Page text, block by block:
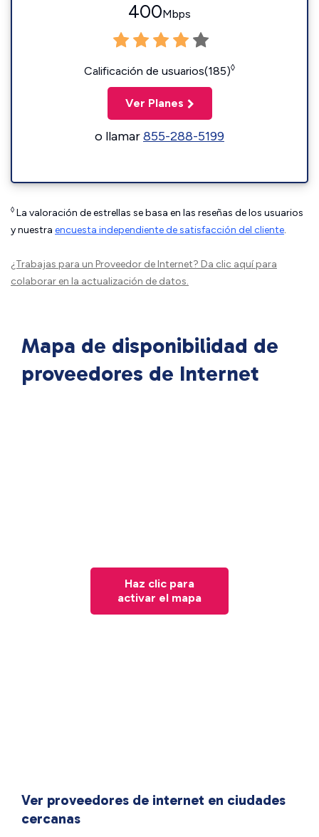
400Mbps
Calificación de usuarios(185)◊
Ver Planes
o llamar855-288-5199
◊ La valoración de estrellas se basa en las reseñas de los usuarios
y nuestra encuesta independiente de satisfacción del cliente.
¿Trabajas para un Proveedor de Internet? Da clic aquípara
colaborar en la actualización de datos.
Mapa de disponibilidad de
proveedores de Internet
Haz clic para
activar el mapa
Ver proveedores de internet en ciudades
cercanas